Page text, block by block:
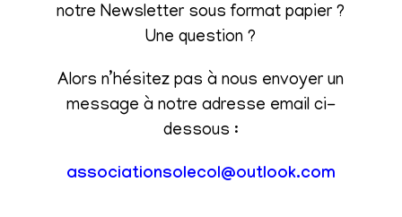
notre Newsletter sous format papier ?
Une question ?
Alors n’hésitez pas à nous envoyer un
message à notre adresse email ci-
dessous :
associationsolecol@outlook.com